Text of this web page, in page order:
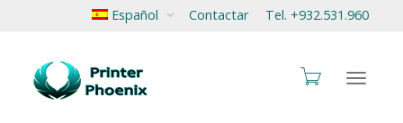
Español Contactar Tel. +932.531.960